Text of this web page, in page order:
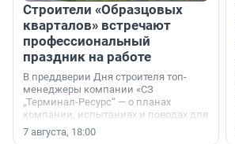
Строители «Образцовых
кварталов» встречают
профессиональный
праздник на работе
В преддверии Дня строителя топ-
менеджеры компании «СЗ
„Терминал-Ресурс“ — о планах
компании, испытаниях и поводах для
осторожного оптимизма.
7 августа, 18:00